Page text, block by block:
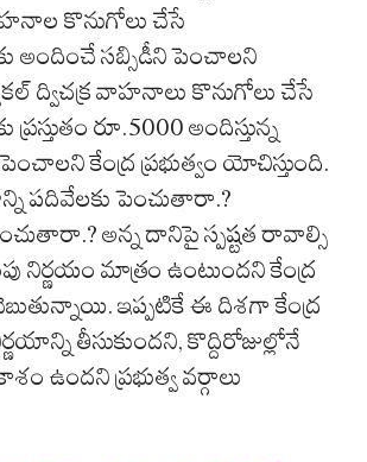
కొనుగోలు చేసే
అందించే సబ్సిడీని పెంచాలని
ద్విచక్ర వాహనాలు కొనుగోలు చేసే
రూ.5000 అందిస్తున్న
కేంద్ర ప్రభుత్వం యోచిస్తుంది.
పదివేలకు పెంచుతారా.?
అన్న దానిపై స్పష్టత రావాల్సి
నిర్ణయం మాత్రం ఉంటుందని కేంద్ర
చెబుతున్నాయి. ఇప్పటికే ఈ దిశగా కేంద్ర
తీసుకుందని, కొద్దిరోజుల్లోనే
ఉందని ప్రభుత్వ వర్గాలు